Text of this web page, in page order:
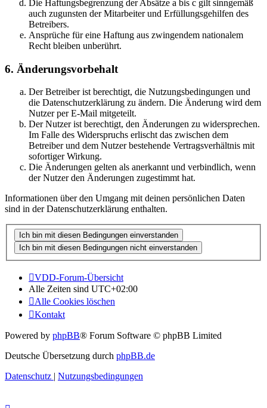
Die Haftungsbegrenzung der Absätze a bis c gilt sinngemäß
auch zugunsten der Mitarbeiter und Erfüllungsgehilfen des
Betreibers.
Ansprüche für eine Haftung aus zwingendem nationalem
Recht bleiben unberührt.
6. Änderungsvorbehalt
Der Betreiber ist berechtigt, die Nutzungsbedingungen und
die Datenschutzerklärung zu ändern. Die Änderung wird dem
Nutzer per E-Mail mitgeteilt.
Der Nutzer ist berechtigt, den Änderungen zu widersprechen.
Im Falle des Widerspruchs erlischt das zwischen dem
Betreiber und dem Nutzer bestehende Vertragsverhältnis mit
sofortiger Wirkung.
Die Änderungen gelten als anerkannt und verbindlich, wenn
der Nutzer den Änderungen zugestimmt hat.
Informationen über den Umgang mit deinen persönlichen Daten
sind in der Datenschutzerklärung enthalten.
VDD-Forum-Übersicht
Alle Zeiten sind UTC+02:00
Alle Cookies löschen
Kontakt
Powered by phpBB® Forum Software © phpBB Limited
Deutsche Übersetzung durch phpBB.de
Datenschutz | Nutzungsbedingungen